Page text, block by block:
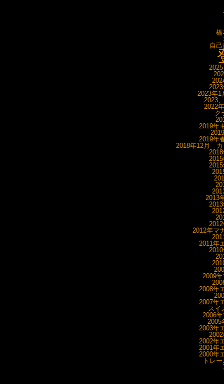
橋
自
2023年1
2023
2022
ク
2019年
2019年
2018年12月 カ
2013
2012年マ
2011年
2009
2008年
2007年
スイ
2006
2005
2003年
2002年
2001年
2000年
トレ